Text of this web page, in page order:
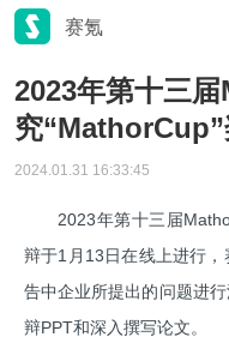
赛氪
2023年第十三
究
2024.01.31 16:33:45
2023年第十三届
辩于1月13日在线上进行
告中企业所提出的问题进
辩PPT和深入撰写论文。